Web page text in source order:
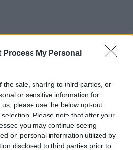
Process My Personal
the sale, sharing to third parties, or
or sensitive information for
please use the below opt-out
Please note that after your
you may continue seeing
on personal information utilized by
disclosed to third parties prior to
ΔΙΑΦΗΜΙΣΗ